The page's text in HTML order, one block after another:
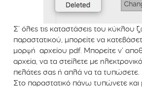
Σ’ όλες τις καταστάσεις του κύκλου
παραστατικού, μπορείτε να
μορφή αρχείου pdf. Μπορείτε ν’
αρχεία, να τα στείλετε με
πελάτες σας ή απλά να τα τυπώσετε.
Στο παραστατικό πάνω τυπώνετε και